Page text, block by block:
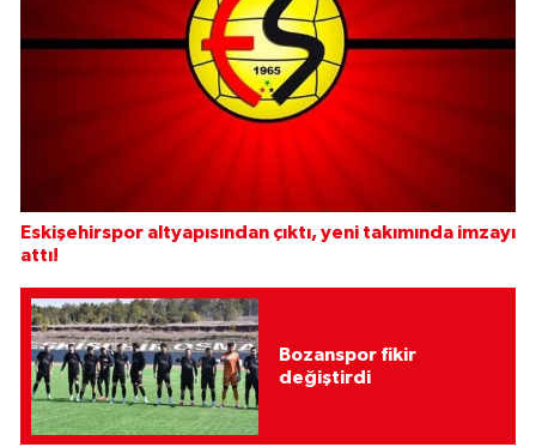
Eskişehirspor altyapısından çıktı, yeni takımında imzayı
attı!
Bozanspor fikir
değiştirdi